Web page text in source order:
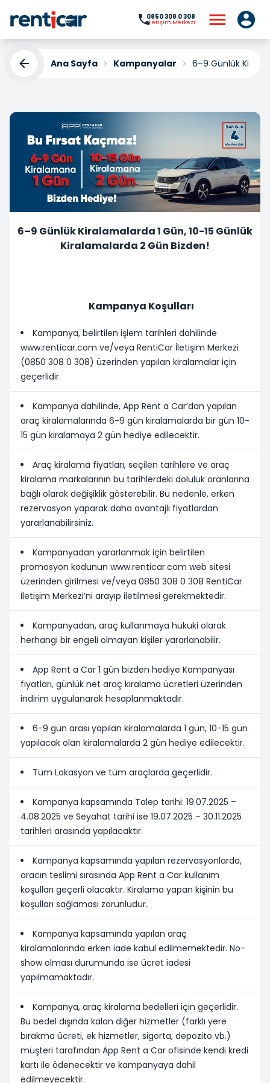
0850 308 0 308
İletişim Merkezi
Ana Sayfa Kampanyalar 6–9 Günlük
6–9 Günlük Kiralamalarda 1 Gün, 10-15 Günlük
Kiralamalarda 2 Gün Bizden!
Kampanya Koşulları
Kampanya, belirtilen işlem tarihleri dahilinde
www.renticar.com ve/veya RentiCar İletişim Merkezi
(0850 308 0 308) üzerinden yapılan kiralamalar için
geçerlidir.
Kampanya dahilinde, App Rent a Car’dan yapılan
araç kiralamalarında 6-9 gün kiralamalarda bir gün 10-
15 gün kiralamaya 2 gün hediye edilecektir.
Araç kiralama fiyatları, seçilen tarihlere ve araç
kiralama markalarının bu tarihlerdeki doluluk oranlarına
bağlı olarak değişiklik gösterebilir. Bu nedenle, erken
rezervasyon yaparak daha avantajlı fiyatlardan
yararlanabilirsiniz.
Kampanyadan yararlanmak için belirtilen
promosyon kodunun www.renticar.com web sitesi
üzerinden girilmesi ve/veya 0850 308 0 308 RentiCar
İletişim Merkezi’ni arayıp iletilmesi gerekmektedir.
Kampanyadan, araç kullanmaya hukuki olarak
herhangi bir engeli olmayan kişiler yararlanabilir.
App Rent a Car 1 gün bizden hediye Kampanyası
fiyatları, günlük net araç kiralama ücretleri üzerinden
indirim uygulanarak hesaplanmaktadır.
6-9 gün arası yapılan kiralamalarda 1 gün, 10-15 gün
yapılacak olan kiralamalarda 2 gün hediye edilecektir.
Tüm Lokasyon ve tüm araçlarda geçerlidir.
Kampanya kapsamında Talep tarihi: 19.07.2025 –
4.08.2025 ve Seyahat tarihi ise 19.07.2025 – 30.11.2025
tarihleri arasında yapılacaktır.
Kampanya kapsamında yapılan rezervasyonlarda,
aracın teslimi sırasında App Rent a Car kullanım
koşulları geçerli olacaktır. Kiralama yapan kişinin bu
koşulları sağlaması zorunludur.
Kampanya kapsamında yapılan araç
kiralamalarında erken iade kabul edilmemektedir. No-
show olması durumunda ise ücret iadesi
yapılmamaktadır.
Kampanya, araç kiralama bedelleri için geçerlidir.
Bu bedel dışında kalan diğer hizmetler (farklı yere
bırakma ücreti, ek hizmetler, sigorta, depozito vb.)
müşteri tarafından App Rent a Car ofisinde kendi kredi
kartı ile ödenecektir ve kampanyaya dahil
edilmeyecektir.